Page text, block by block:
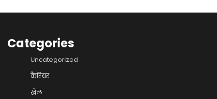
Categories
Uncategorized
कैरियर
खेल